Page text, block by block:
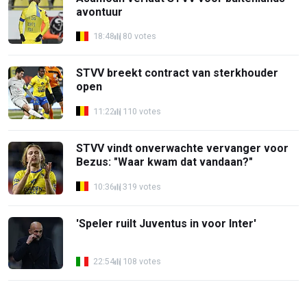
avontuur
18:48 80 votes
STVV breekt contract van sterkhouder
open
11:22 110 votes
STVV vindt onverwachte vervanger voor
Bezus: "Waar kwam dat vandaan?"
10:36 319 votes
'Speler ruilt Juventus in voor Inter'
22:54 108 votes